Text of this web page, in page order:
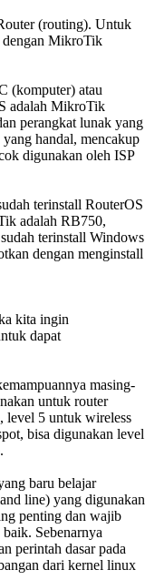
(routing). Untuk
dengan MikroTik
(komputer) atau
adalah MikroTik
perangkat lunak yang
handal, mencakup
digunakan oleh ISP
terinstall RouterOS
adalah RB750,
terinstall Windows
dengan menginstall
kita ingin
dapat
masing-
untuk router
level 5 untuk wireless
bisa digunakan level
baru belajar
line) yang digunakan
penting dan wajib
Sebenarnya
perintah dasar pada
dari kernel linux